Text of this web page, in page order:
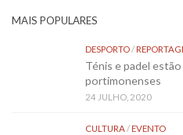
MAIS POPULARES
DESPORTO/
Ténis e padel
portimonenses
24 JULHO, 2020
CULTURA/EVENTO